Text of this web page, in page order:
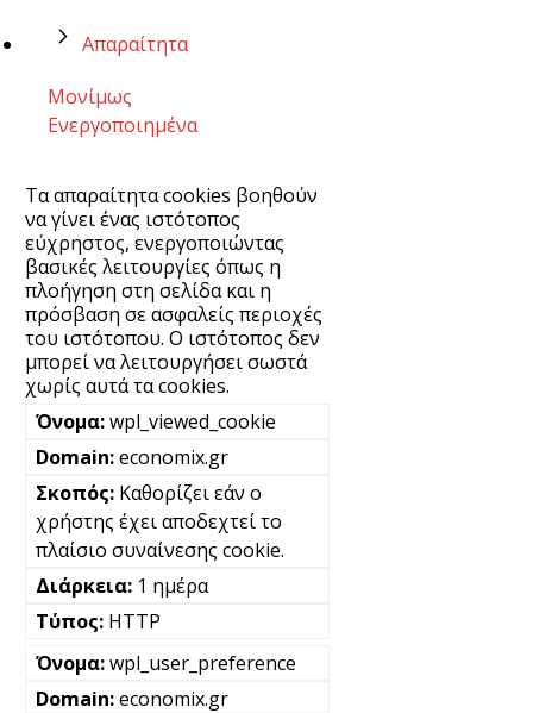
Απαραίτητα
Μονίμως
Ενεργοποιημένα
Τα απαραίτητα cookies βοηθούν
να γίνει ένας ιστότοπος
εύχρηστος, ενεργοποιώντας
βασικές λειτουργίες όπως η
πλοήγηση στη σελίδα και η
πρόσβαση σε ασφαλείς περιοχές
του ιστότοπου. Ο ιστότοπος δεν
μπορεί να λειτουργήσει σωστά
χωρίς αυτά τα cookies.
wpl_viewed_cookie
economix.gr
Καθορίζει εάν ο
χρήστης έχει αποδεχτεί το
πλαίσιο συναίνεσης cookie.
1 ημέρα
HTTP
wpl_user_preference
economix.gr